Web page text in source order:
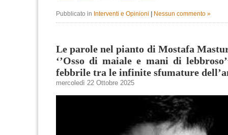
Pubblicato in Interventi e Opinioni | Nessun commento »
Le parole nel pianto di Mostafa
‘’Osso di maiale e mani di
febbrile tra le infinite sfumature
mercoledì 22 Ottobre 2025